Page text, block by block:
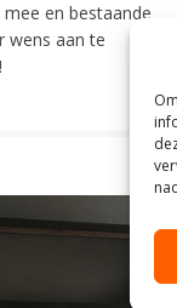
en bestaande
wens aan te